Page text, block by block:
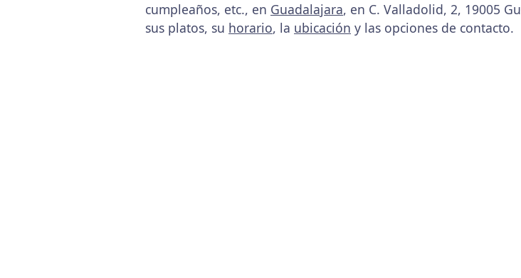
cumpleaños, etc., en Guadalajara, en C. Valladolid, 2, 19005
sus platos, su horario, la ubicación y las opciones de contacto.